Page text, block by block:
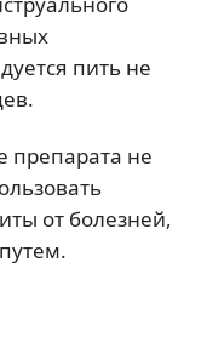
пить не
препарата не
от болезней,